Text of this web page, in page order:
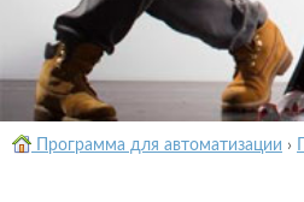
Программа для автоматизации ›